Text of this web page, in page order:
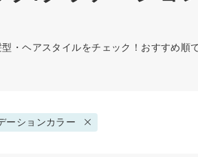
・ヘアスタイルをチェック！おすすめ順
ーションカラー